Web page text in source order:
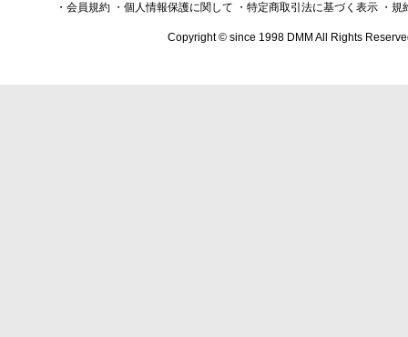
・会員規約 ・個人情報保護に関して ・特定商取引法に基づく表示 ・規
Copyright © since 1998 DMM All Rights